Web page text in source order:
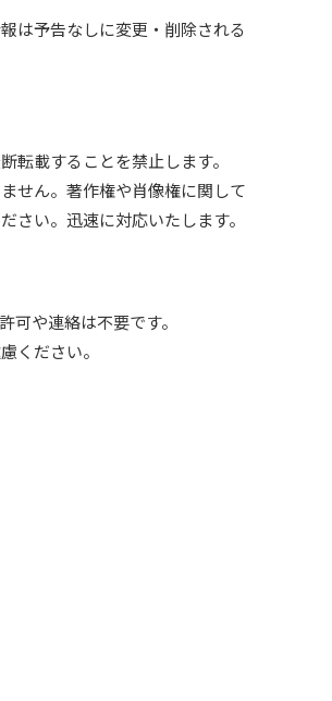
は予告なしに変更・削除される
転載することを禁止します。
せん。著作権や肖像権に関して
さい。迅速に対応いたします。
可や連絡は不要です。
ください。